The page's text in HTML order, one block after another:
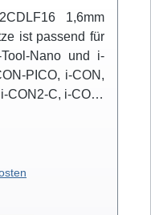
1,6mm
ist passend für
Nano und i-
PICO, i-CON,
CON2-C, i-CON-